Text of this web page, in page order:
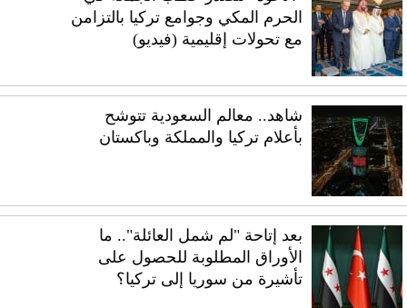
الحرم المكي وجوامع تركيا بالتزامن
مع تحولات إقليمية (فيديو)
شاهد.. معالم السعودية تتوشح
بأعلام تركيا والمملكة وباكستان
بعد إتاحة "لم شمل العائلة".. ما
الأوراق المطلوبة للحصول على
تأشيرة من سوريا إلى تركيا؟